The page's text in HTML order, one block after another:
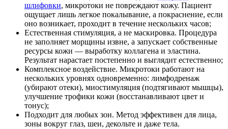
шлифовки, микротоки не повреждают кожу. Пациент
ощущает лишь легкое покалывание, а покраснение, если
оно возникает, проходит в течение нескольких часов;
Естественная стимуляция, а не маскировка. Процедура
не заполняет морщины извне, а запускает собственные
ресурсы кожи — выработку коллагена и эластина.
Результат нарастает постепенно и выглядит естественно;
Комплексное воздействие. Микротоки работают на
нескольких уровнях одновременно: лимфодренаж
(убирают отеки), миостимуляция (подтягивают мышцы),
улучшение трофики кожи (восстанавливают цвет и
тонус);
Подходит для любых зон. Метод эффективен для лица,
зоны вокруг глаз, шеи, декольте и даже тела.